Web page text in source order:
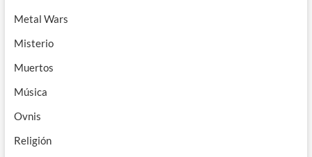
Metal Wars
Misterio
Muertos
Música
Ovnis
Religión